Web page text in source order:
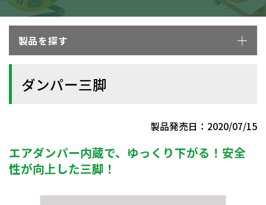
製品を探す
ダンパー三脚
製品発売日：2020/07/15
エアダンパー内蔵で、ゆっくり下がる！安全
性が向上した三脚！